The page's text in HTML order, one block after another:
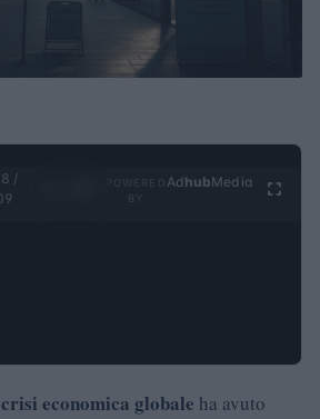
/
Ad hubMedia
crisi economica globale ha avuto